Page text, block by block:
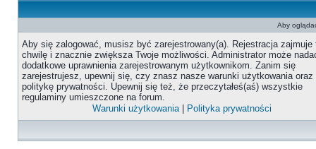
Aby
Aby się zalogować, musisz być zarejestrowany(a). Rejestracja zajmuje
chwilę i znacznie zwiększa Twoje możliwości. Administrator może
dodatkowe uprawnienia zarejestrowanym użytkownikom. Zanim się
zarejestrujesz, upewnij się, czy znasz nasze warunki użytkowania oraz
politykę prywatności. Upewnij się też, że przeczytałeś(aś) wszystkie
regulaminy umieszczone na forum.
Warunki użytkowania| Polityka prywatności